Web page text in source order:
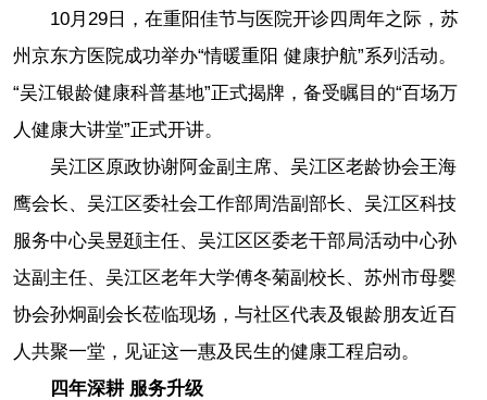
10月29日，在重阳佳节与医院开诊四周年之际，苏
州京东方医院成功举办“情暖重阳 健康护航”系列活动。
“吴江银龄健康科普基地”正式揭牌，备受瞩目的“百场万
人健康大讲堂”正式开讲。
吴江区原政协谢阿金副主席、吴江区老龄协会王海
鹰会长、吴江区委社会工作部周浩副部长、吴江区科技
服务中心吴昱颋主任、吴江区区委老干部局活动中心孙
达副主任、吴江区老年大学傅冬菊副校长、苏州市母婴
协会孙炯副会长莅临现场，与社区代表及银龄朋友近百
人共聚一堂，见证这一惠及民生的健康工程启动。
四年深耕 服务升级